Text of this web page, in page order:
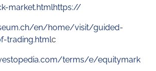
market.htmlhttps://
en/home/visit/guided-
trading.htmlc
terms/e/equitymark